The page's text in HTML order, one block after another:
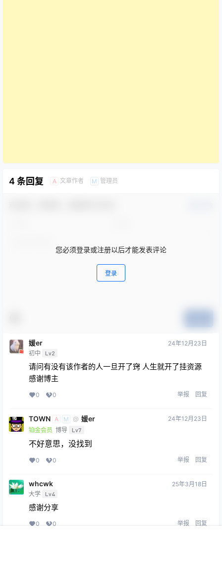
4 条回复 A 文章作者 M 管理员
您必须登录或注册以后才能发表评论
登录
媛er
初中 Lv2
24年12月23日
请问有没有该作者的人一旦开了窍 人生就开了挂资源
感谢博主
0 0 举报 回复
TOWN A M @ 媛er
铂金会员 博导 Lv7
24年12月23日
不好意思，没找到
0 0 举报 回复
whcwk
大学 Lv4
25年3月18日
感谢分享
0 0 举报 回复